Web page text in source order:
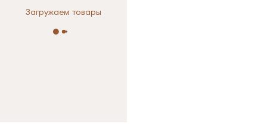
Загружаем товары